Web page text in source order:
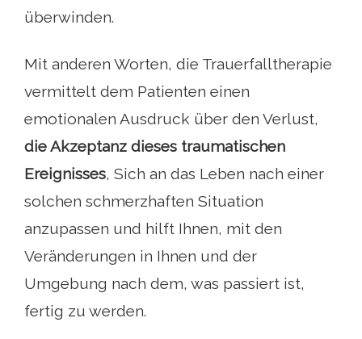
überwinden.
Mit anderen Worten, die Trauerfalltherapie
vermittelt dem Patienten einen
emotionalen Ausdruck über den Verlust,
die Akzeptanz dieses traumatischen
Ereignisses, Sich an das Leben nach einer
solchen schmerzhaften Situation
anzupassen und hilft Ihnen, mit den
Veränderungen in Ihnen und der
Umgebung nach dem, was passiert ist,
fertig zu werden.